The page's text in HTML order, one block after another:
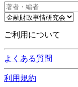
ご利用について
よくある質問
利用規約